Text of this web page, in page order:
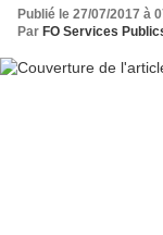
Publié le 27/07/2017 à
Par FO Services